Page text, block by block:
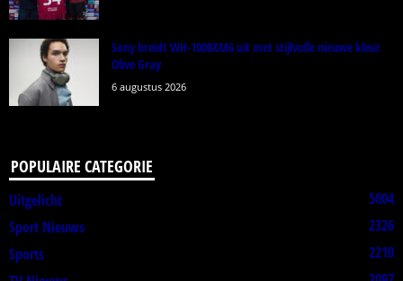
Sony breidt WH-1000XM6 uit met stijlvolle nieuwe kleur
Olive Gray
6 augustus 2026
POPULAIRE CATEGORIE
Uitgelicht
5004
Sport Nieuws
2326
Sports
2210